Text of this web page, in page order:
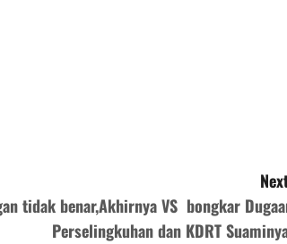
tidak benar,Akhirnya VS bongkar
Perselingkuhan dan KDRT